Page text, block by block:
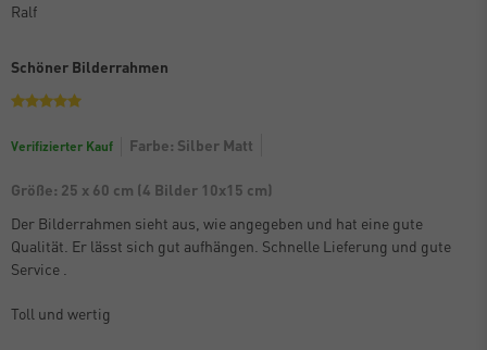
Ralf
Schöner Bilderrahmen
Verifizierter Kauf Farbe: Silber Matt
Größe: 25 x 60 cm (4 Bilder 10x15 cm)
Der Bilderrahmen sieht aus, wie angegeben und hat eine gute
Qualität. Er lässt sich gut aufhängen. Schnelle Lieferung und gute
Service .
Toll und wertig